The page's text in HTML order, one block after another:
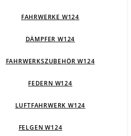
FAHRWERKE W124
DÄMPFER W124
FAHRWERKSZUBEHÖR W124
FEDERN W124
LUFTFAHRWERK W124
FELGEN W124